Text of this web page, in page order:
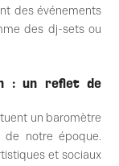
des événements
des dj-sets ou
: un reflet de
un baromètre
de notre époque.
et sociaux